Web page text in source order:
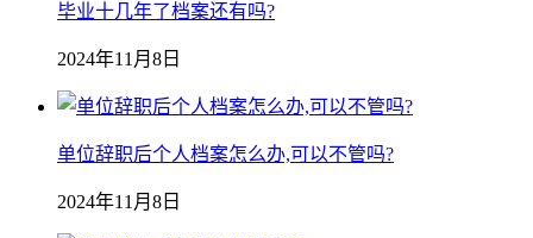
毕业十几年了档案还有吗?
2024年11月8日
单位辞职后个人档案怎么办,可以不管吗?
2024年11月8日